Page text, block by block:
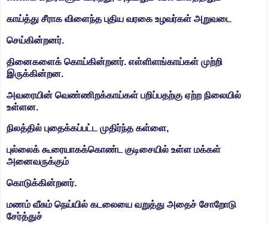
காய்த்து சீராக விளைந்த புதிய வரகை உழவர்கள் அறுவடை
செய்கின்றனர்.
தினைகளைக் கொய்கின்றனர். எள்ளிளங்காய்கள் முற்றி
இருக்கின்றன.
அவரையின் வெண்ணிறக்காய்கள் பறிப்பதற்கு ஏற்ற நிலையில்
உள்ளன.
நிலத்தில் புதைக்கப்பட்ட முதிர்ந்த கள்ளை,
புல்லைக் கூரையாகக்கொண்ட குடிசையில் உள்ள மக்கள்
அனைவருக்கும்
கொடுக்கின்றனர்.
மணம் வீசும் நெய்யில் கடலையை வறுத்து அதைச் சோறோடு
சேர்த்துச்